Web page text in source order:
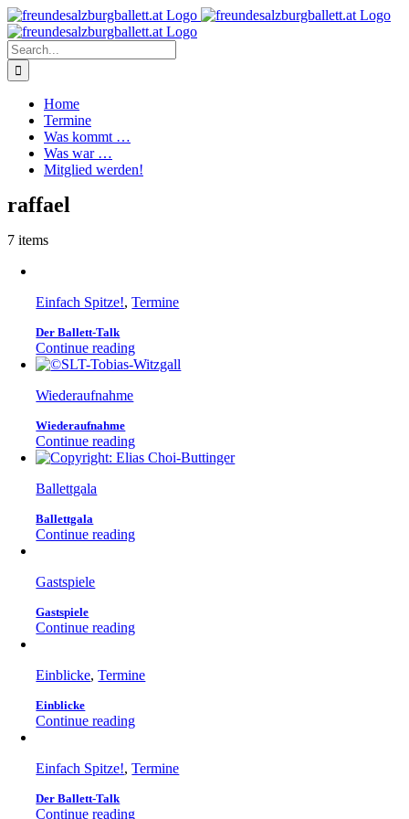
Skip
to
content
Search
for:
Home
Termine
Was kommt …
Was war …
Mitglied werden!
raffael
7 items
Einfach Spitze!,Termine
Der Ballett-Talk
Continue reading
Wiederaufnahme
Wiederaufnahme
Continue reading
Ballettgala
Ballettgala
Continue reading
Gastspiele
Gastspiele
Continue reading
Einblicke,Termine
Einblicke
Continue reading
Einfach Spitze!,Termine
Der Ballett-Talk
Continue reading